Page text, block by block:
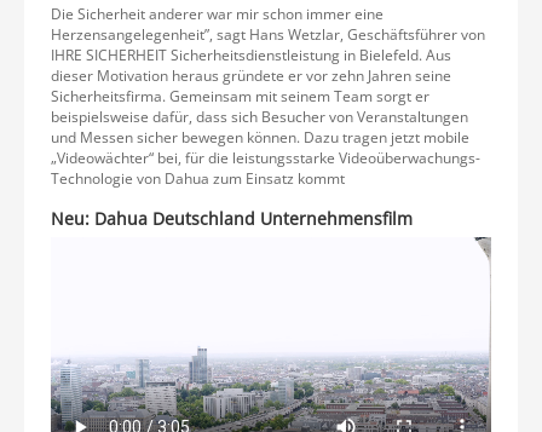
Die Sicherheit anderer war mir schon immer eine
Herzensangelegenheit”, sagt Hans Wetzlar, Geschäftsführer von
IHRE SICHERHEIT Sicherheitsdienstleistung in Bielefeld. Aus
dieser Motivation heraus gründete er vor zehn Jahren seine
Sicherheitsfirma. Gemeinsam mit seinem Team sorgt er
beispielsweise dafür, dass sich Besucher von Veranstaltungen
und Messen sicher bewegen können. Dazu tragen jetzt mobile
„Videowächter“ bei, für die leistungsstarke Videoüberwachungs-
Technologie von Dahua zum Einsatz kommt
Neu: Dahua Deutschland Unternehmensfilm